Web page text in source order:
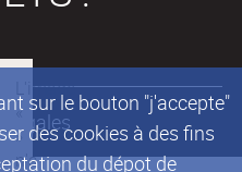
sur le bouton "j'accepte"
des cookies à des fins
du dépot de
légales